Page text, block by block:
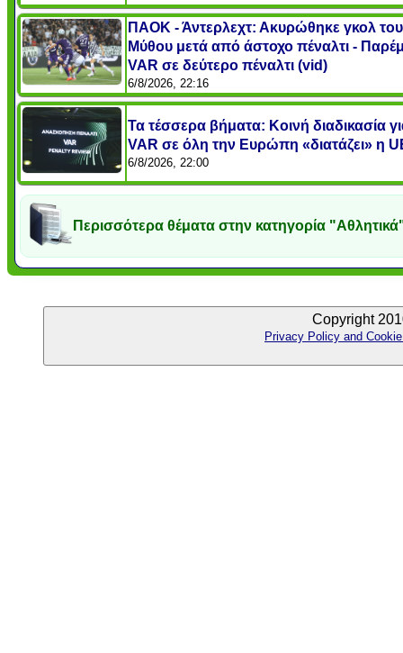
ΠΑΟΚ - Άντερλεχτ: Ακυρώθηκε γκολ του
Μύθου μετά από άστοχο πέναλτι -
VAR σε δεύτερο πέναλτι (vid)
6/8/2026, 22:16
Τα τέσσερα βήματα: Κοινή διαδικασία
VAR σε όλη την Ευρώπη «διατάζει» η
6/8/2026, 22:00
Περισσότερα θέματα στην κατηγορία
Copyright
Privacy Policy and